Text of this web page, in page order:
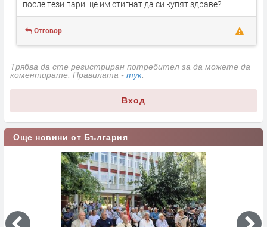
после тези пари ще им стигнат да си купят здраве?
Отговор
Трябва да сте регистриран потребител за да можете да
коментирате. Правилата - тук.
Вход
Още новини от България